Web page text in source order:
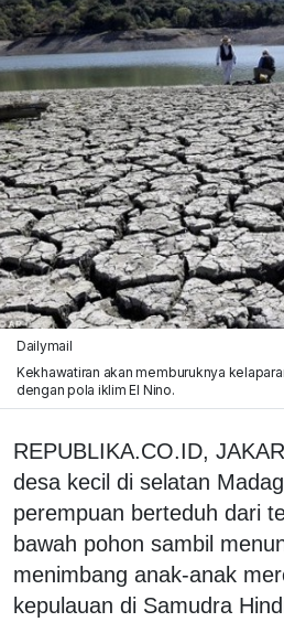
Dailymail
Kekhawatiran akan memburuknya
dengan pola iklim El Nino.
REPUBLIKA.CO.ID,
desa kecil di selatan
perempuan berteduh dari
bawah pohon sambil
menimbang anak-anak
kepulauan di Samudra